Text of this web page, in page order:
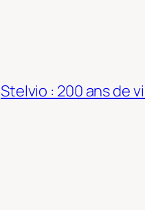
Stelvio : 200 ans de